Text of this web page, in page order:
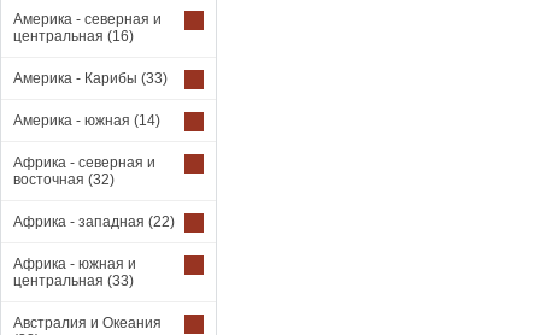
Америка - северная и
центральная (16)
Америка - Карибы (33)
Америка - южная (14)
Африка - северная и
восточная (32)
Африка - западная (22)
Африка - южная и
центральная (33)
Австралия и Океания